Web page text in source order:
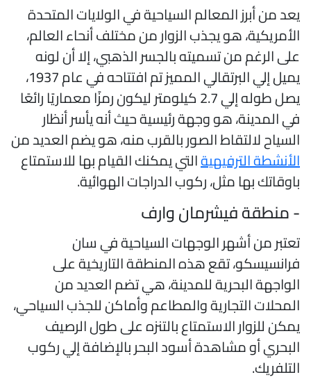
من أبرز المعالم السياحية في الولايات المتحدة
هو يجذب الزوار من مختلف أنحاء العالم،
الرغم من تسميته بالجسر الذهبي، إلا أن لونه
يميل إلي البرتقالي المميز تم افتتاحه في عام 1937،
يصل طوله إلي 2.7 كيلومتر ليكون رمزًا معماريًا رائعًا
المدينة، هو وجهة رئيسية حيث أنه يأسر أنظار
لالتقاط الصور بالقرب منه، هو يضم العديد من
الترفيهيةالتي يمكنك القيام بها للاستمتاع
بها مثل، ركوب الدراجات الهوائية.
منطقة فيشرمان وارف
من أشهر الوجهات السياحية في سان
تقع هذه المنطقة التاريخية على
البحرية للمدينة، هي تضم العديد من
التجارية والمطاعم وأماكن للجذب السياحي،
للزوار الاستمتاع بالتنزه على طول الرصيف
أو مشاهدة أسود البحر بالإضافة إلي ركوب